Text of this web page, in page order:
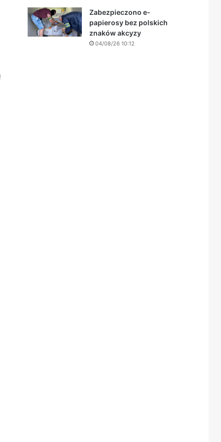
Zabezpieczono e-
papierosy bez polskich
znaków akcyzy
04/08/26 10:12